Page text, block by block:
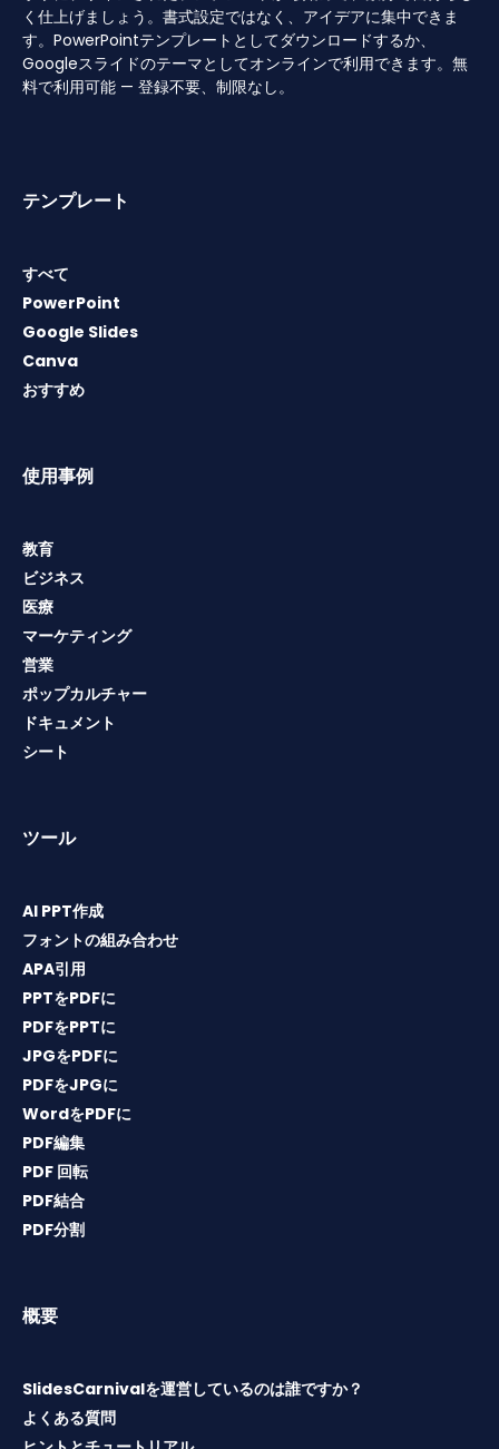
く仕上げましょう。書式設定ではなく、アイデアに集中できま
す。PowerPointテンプレートとしてダウンロードするか、
Googleスライドのテーマとしてオンラインで利用できます。無
料で利用可能 — 登録不要、制限なし。
テンプレート
すべて
PowerPoint
Google Slides
Canva
おすすめ
使用事例
教育
ビジネス
医療
マーケティング
営業
ポップカルチャー
ドキュメント
シート
ツール
AI PPT作成
フォントの組み合わせ
APA引用
PPTをPDFに
PDFをPPTに
JPGをPDFに
PDFをJPGに
WordをPDFに
PDF編集
PDF 回転
PDF結合
PDF分割
概要
SlidesCarnivalを運営しているのは誰ですか？
よくある質問